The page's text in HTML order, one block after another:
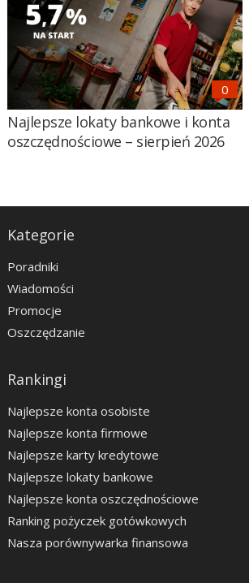
Najlepsze lokaty bankowe i konta
oszczędnościowe – sierpień 2026
Kategorie
Poradniki
Wiadomości
Promocje
Oszczędzanie
Rankingi
Najlepsze konta osobiste
Najlepsze konta firmowe
Najlepsze karty kredytowe
Najlepsze lokaty bankowe
Najlepsze konta oszczędnościowe
Ranking pożyczek gotówkowych
Nasza porównywarka finansowa